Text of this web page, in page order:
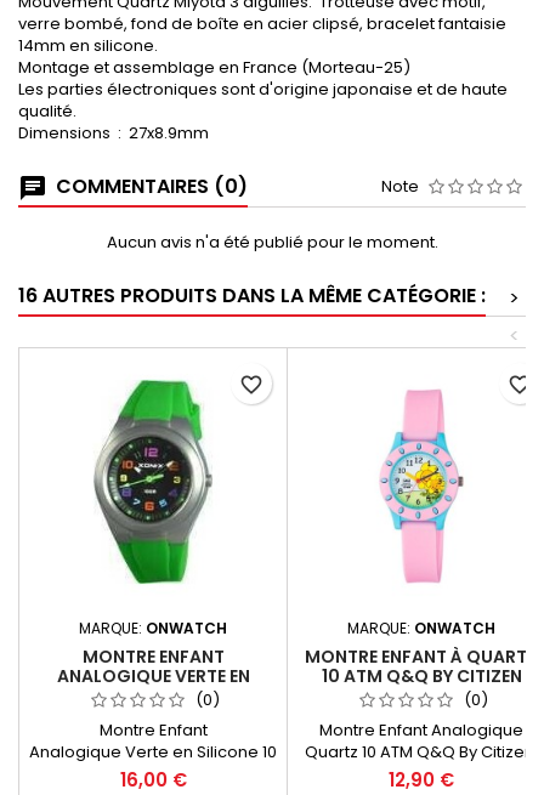
verre bombé, fond de boîte en acier clipsé, bracelet fantaisie
14mm en silicone.
Montage et assemblage en France (Morteau-25)
Les parties électroniques sont d'origine japonaise et de haute
qualité.
Dimensions : 27x8.9mm
COMMENTAIRES (0) Note
Aucun avis n'a été publié pour le moment.
16 AUTRES PRODUITS DANS LA MÊME CATÉGORIE :
>
<
MARQUE: ONWATCH
MONTRE ENFANT
ANALOGIQUE VERTE EN
SILICONE 10 ATM XONIX PY-
104
(0)
Montre Enfant
Analogique Verte en Silicone 10
ATM Xonix Fabrication In Japan
16,00 €
favorite_border
MARQUE: ONWATCH
MONTRE ENFANT À QUARTZ
10 ATM Q&Q BY CITIZEN
VQ13J007(0)
Montre Enfant Analogique
Quartz 10 ATM Q&Q By Citizen,
rose, motif du cadran avec
12,90 €
favorite_border